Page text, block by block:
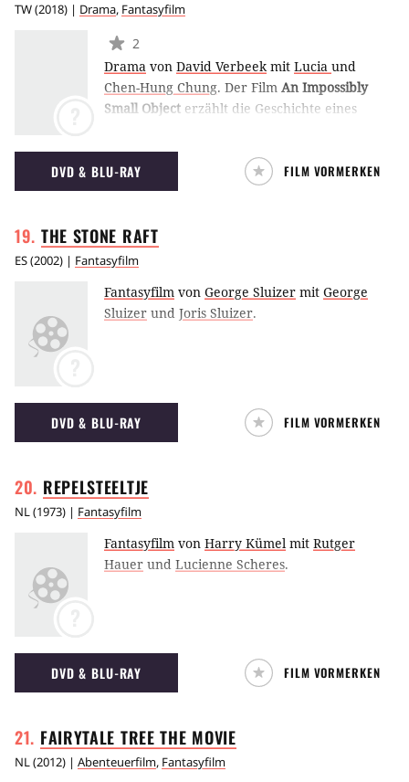
TW(2018) | Drama, Fantasyfilm
2
Drama von David Verbeekmit Lucia und
Chen-Hung Chung. Der Film An Impossibly
Small Object erzählt die Geschichte eines
einem Mädchen macht, welches nachts auf
einem Parkplatz in Taipeh einen Drachen
steigen lässt. Das Foto transportiert den
und dabei, ihren besten Freund zu verlieren.
Zurück in den Niederlanden ist der Fotograf
des Mädchens weckt bei ihm
Kindheitserinnerungen. (RM)
DVD & BLU-RAY FILM VORMERKEN
THE STONE RAFT
ES(2002) | Fantasyfilm
Fantasyfilm von George Sluizer mit George
Sluizer und Joris Sluizer.
DVD & BLU-RAY FILM VORMERKEN
REPELSTEELTJE
NL(1973) | Fantasyfilm
Fantasyfilm von Harry Kümel mit Rutger
Hauer und Lucienne Scheres.
DVD & BLU-RAY FILM VORMERKEN
FAIRYTALE TREE THE MOVIE
NL(2012) | Abenteuerfilm, Fantasyfilm